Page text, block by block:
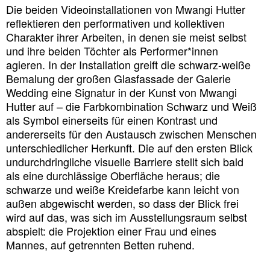
Die beiden Videoinstallationen von Mwangi Hutter
reflektieren den performativen und kollektiven
Charakter ihrer Arbeiten, in denen sie meist selbst
und ihre beiden Töchter als Performer*innen
agieren. In der Installation greift die schwarz-weiße
Bemalung der großen Glasfassade der Galerie
Wedding eine Signatur in der Kunst von Mwangi
Hutter auf – die Farbkombination Schwarz und Weiß
als Symbol einerseits für einen Kontrast und
andererseits für den Austausch zwischen Menschen
unterschiedlicher Herkunft. Die auf den ersten Blick
undurchdringliche visuelle Barriere stellt sich bald
als eine durchlässige Oberfläche heraus; die
schwarze und weiße Kreidefarbe kann leicht von
außen abgewischt werden, so dass der Blick frei
wird auf das, was sich im Ausstellungsraum selbst
abspielt: die Projektion einer Frau und eines
Mannes, auf getrennten Betten ruhend.